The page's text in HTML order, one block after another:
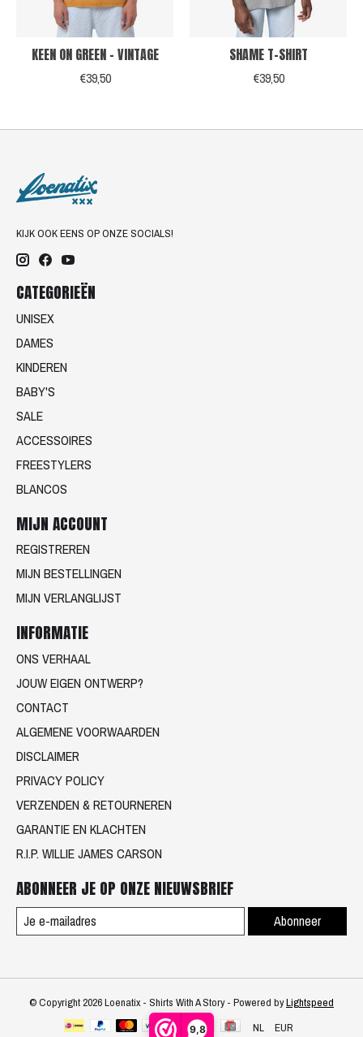
9,8
KEEN ON GREEN - VINTAGE
€39,50
SHAME T-SHIRT
€39,50
KIJK OOK EENS OP ONZE SOCIALS!
CATEGORIEËN
UNISEX
DAMES
KINDEREN
BABY'S
SALE
ACCESSOIRES
FREESTYLERS
BLANCOS
MIJN ACCOUNT
REGISTREREN
MIJN BESTELLINGEN
MIJN VERLANGLIJST
INFORMATIE
ONS VERHAAL
JOUW EIGEN ONTWERP?
CONTACT
ALGEMENE VOORWAARDEN
DISCLAIMER
PRIVACY POLICY
VERZENDEN & RETOURNEREN
GARANTIE EN KLACHTEN
R.I.P. WILLIE JAMES CARSON
ABONNEER JE OP ONZE NIEUWSBRIEF
Abonneer
© Copyright 2026 Loenatix - Shirts With A Story - Powered byLightspeed
NL
EUR